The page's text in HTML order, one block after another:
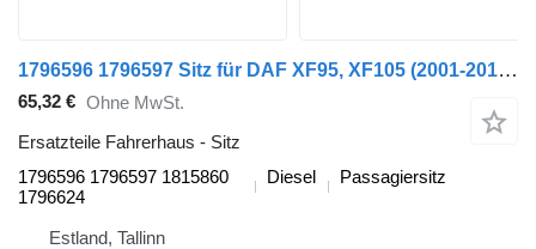
1796596 1796597 Sitz für DAF XF95, XF105 (2001-2014) Sattelzugmaschine
65,32 € Ohne MwSt.
Ersatzteile Fahrerhaus - Sitz
1796596 1796597 1815860
1796624
Diesel Passagiersitz
Estland, Tallinn